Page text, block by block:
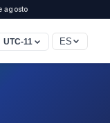
agosto
UTC-11 ES